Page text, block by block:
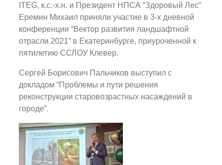
ITEG, к.с.-х.н. и Президент НПСА “Здоровый Лес”
Еремин Михаил приняли участие в 3-х дневной
конференции “Вектор развития ландшафтной
отрасли 2021” в Екатеринбурге, приуроченной к
пятилетию ССЛОУ Клевер.
Сергей Борисович Пальчиков выступил с
докладом “Проблемы и пути решения
реконструкции старовозрастных насаждений в
городе”.